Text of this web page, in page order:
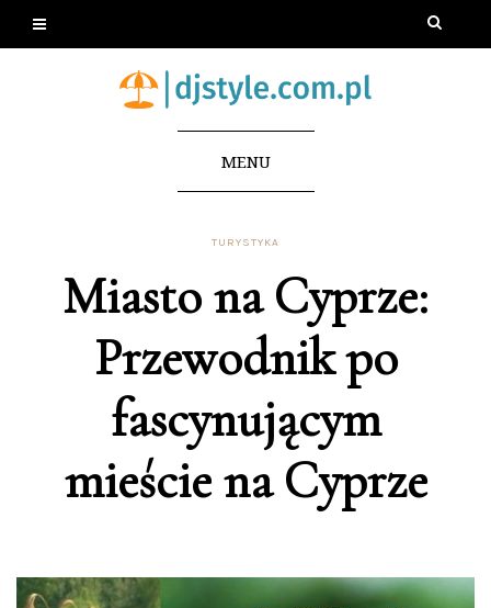
MENU
TURYSTYKA
Miasto na Cyprze:
Przewodnik po
fascynującym
mieście na Cyprze